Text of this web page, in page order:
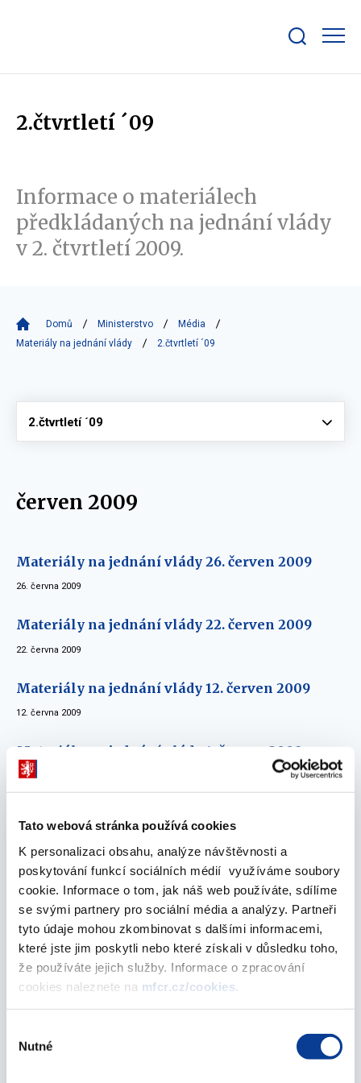
Tato webová stránka používá cookies
K personalizaci obsahu, analýze návštěvnosti a
poskytování funkcí sociálních médií využíváme soubory
cookie. Informace o tom, jak náš web používáte, sdílíme
se svými partnery pro sociální média a analýzy. Partneři
tyto údaje mohou zkombinovat s dalšími informacemi,
které jste jim poskytli nebo které získali v důsledku toho,
že používáte jejich služby. Informace o zpracování
cookies naleznete na mfcr.cz/cookies
souhlasu
Nutné
bar
2.čtvrtletí ´09
Informace o materiálech
předkládaných na jednání vlády
v 2. čtvrtletí 2009.
Domů Ministerstvo
Média
Materiály na jednání vlády
2.čtvrtletí ´09
Vyberte
2.čtvrtletí ´09
červen 2009
Materiály na jednání vlády 26. červen 2009
26. června 2009
Materiály na jednání vlády 22. červen 2009
22. června 2009
Materiály na jednání vlády 12. červen 2009
12. června 2009
Materiály na jednání vlády 1. červen 2009
01. června 2009
květen 2009
Materiály na jednání vlády 25. května 2009
25. května 2009
Materiály na jednání vlády 18. května 2009
18. května 2009
Materiály na jednání vlády 4. května 2009